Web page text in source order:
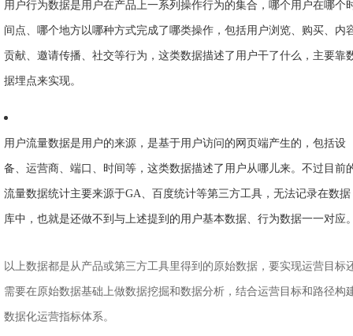
用户行为数据是用户在产品上一系列操作行为的集合，哪个用户在哪个
间点、哪个地方以哪种方式完成了哪类操作，包括用户浏览、购买、内
贡献、邀请传播、社交等行为，这类数据描述了用户干了什么，主要靠
据埋点来实现。
用户流量数据是用户的来源，是基于用户访问的网页端产生的，包括设
备、运营商、端口、时间等，这类数据描述了用户从哪儿来。不过目前
流量数据统计主要来源于GA、百度统计等第三方工具，无法记录在数据
库中，也就是还做不到与上述提到的用户基本数据、行为数据一一对应
以上数据都是从产品或第三方工具里得到的原始数据，要实现运营目标
需要在原始数据基础上做数据挖掘和数据分析，结合运营目标和路径构
数据化运营指标体系。